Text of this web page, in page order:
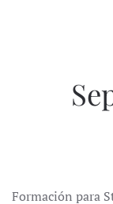
Formación para